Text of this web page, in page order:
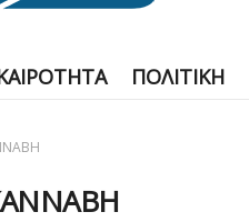
ΠΟΛΙΤΙΚΗ